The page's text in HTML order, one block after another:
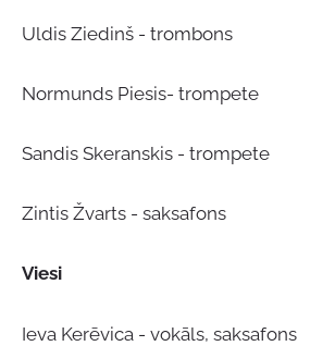
Uldis Ziedinš - trombons
Normunds Piesis- trompete
Sandis Skeranskis - trompete
Zintis Žvarts - saksafons
Viesi
Ieva Kerēvica - vokāls, saksafons